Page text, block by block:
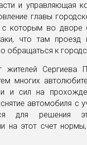
и управляющая
главы
с которым во дворе
что там проезд
обращаться к
Сергиева
многих
и сил на
автомобиля с
для решения
на этот счет